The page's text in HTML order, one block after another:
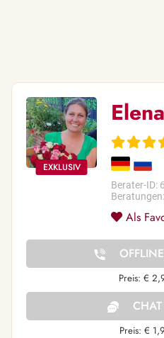
Elena
Berater-ID:
Als
Preis: €
Preis: €